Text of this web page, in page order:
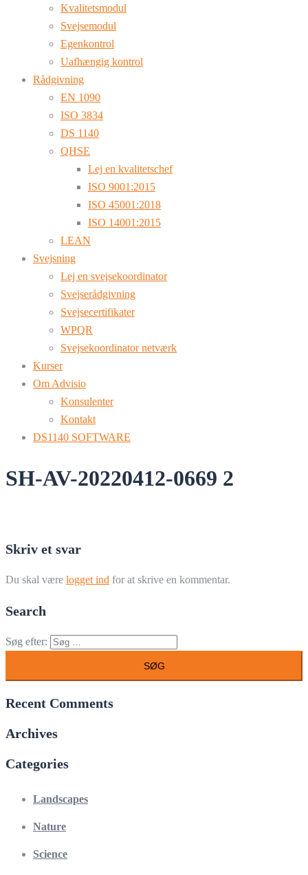
Kvalitetsmodul
Svejsemodul
Egenkontrol
Uafhængig kontrol
Rådgivning
EN 1090
ISO 3834
DS 1140
QHSE
Lej en kvalitetschef
ISO 9001:2015
ISO 45001:2018
ISO 14001:2015
LEAN
Svejsning
Lej en svejsekoordinator
Svejserådgivning
Svejsecertifikater
WPQR
Svejsekoordinator netværk
Kurser
Om Advisio
Konsulenter
Kontakt
DS1140 SOFTWARE
SH-AV-20220412-0669 2
Skriv et svar
Du skal være logget ind for at skrive en kommentar.
Search
Søg efter:
Recent Comments
Archives
Categories
Landscapes
Nature
Science